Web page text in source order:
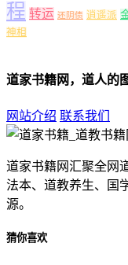
程 转运 还阴债 逍遥派
神相
道家书籍网，道人的
网站介绍 联系我们
道家书籍网汇聚全网
法本、道教养生、国
源。
猜你喜欢